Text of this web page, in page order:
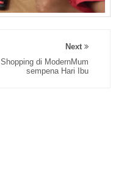
Next
Shopping di ModernMum
sempena Hari Ibu